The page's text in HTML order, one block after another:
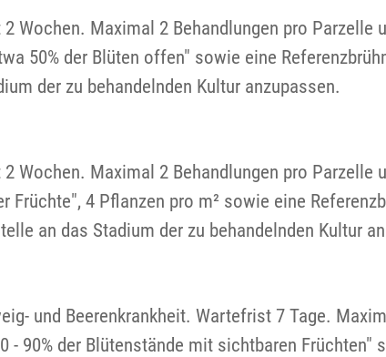
Wochen. Maximal 2 Behandlungen pro Parzelle
50% der Blüten offen" sowie eine
der zu behandelnden Kultur anzupassen.
Wochen. Maximal 2 Behandlungen pro Parzelle
4 Pflanzen pro m² sowie eine
an das Stadium der zu behandelnden Kultur
und Beerenkrankheit. Wartefrist 7 Tage.
90% der Blütenstände mit sichtbaren Früchten"